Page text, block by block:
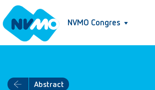
NVMO Congres
Abstract